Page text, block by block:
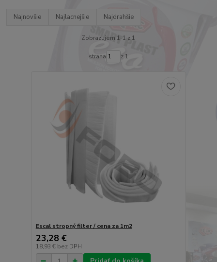
Najnovšie Najlacnejšie Najdrahšie
Zobrazujem 1-1 z 1
strana z 1
Escal stropný filter / cena za 1m2
23,28 €
18,93 € bez DPH